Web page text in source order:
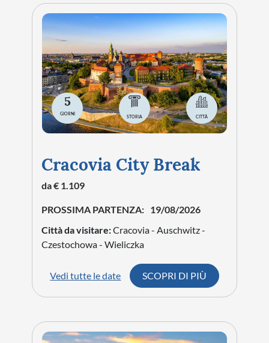
5
GIORNI
STORIA CITTÀ
Cracovia City Break
da € 1.109
PROSSIMA PARTENZA: 19/08/2026
Città da visitare:Cracovia - Auschwitz -
Czestochowa - Wieliczka
Vedi tutte le date SCOPRI DI PIÙ